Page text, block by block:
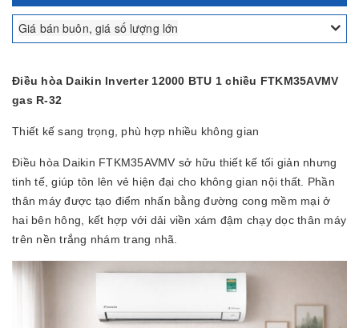
Giá bán buôn, giá số lượng lớn
Điều hòa Daikin Inverter 12000 BTU 1 chiều FTKM35AVMV
gas R-32
Thiết kế sang trọng, phù hợp nhiều không gian
Điều hòa Daikin FTKM35AVMV sở hữu thiết kế tối giản nhưng
tinh tế, giúp tôn lên vẻ hiện đại cho không gian nội thất. Phần
thân máy được tạo điểm nhấn bằng đường cong mềm mại ở
hai bên hông, kết hợp với dải viền xám đậm chạy dọc thân máy
trên nền trắng nhám trang nhã.